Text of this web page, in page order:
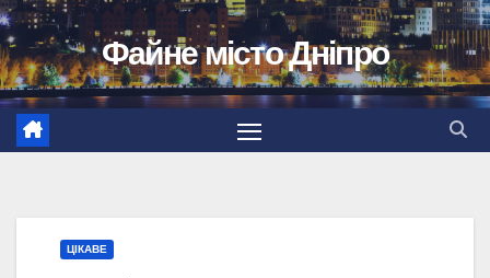
Перейти
до
вмісту
Файне місто Дніпро
ЦІКАВЕ